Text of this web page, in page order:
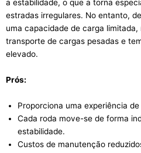
a estabilidade, o que a torna
estradas irregulares. No entanto,
uma capacidade de carga
transporte de cargas pesadas e
elevado.
Prós:
Proporciona uma experiência
Cada roda move-se de forma
estabilidade.
Custos de manutenção